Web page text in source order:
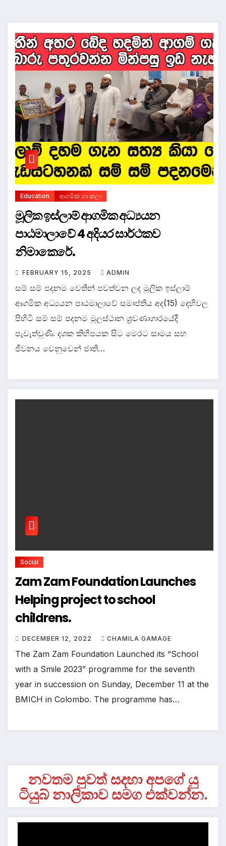
Education ආගමික හා කලා
මූලික ඉස්ලාම් ආගමික අධ්‍යයන
පාඨමාලාවේ 4 අදියර සාර්ථකව
නිමාකෙරේ.
FEBRUARY 15, 2025 ADMIN
සම් සම් පදනම වෙතින් පවත්වන ලද මූලික ඉස්ලාම්
ආගමික අධ්‍යයන පාඨමාලාවේ සමාප්තිය අද(15) දෙහිවල
පිහිටි සම් සම් පදනම මූලස්ථාන ශ්‍රවණාගාරයේදී
පැවැත්වුණි. දශක කිහිපයක සිට මෙරට සාමය සහ
ජීවනය වෙනුවෙන් ජාති…
Social
Zam Zam Foundation Launches
Helping project to school
childrens.
DECEMBER 12, 2022 CHAMILA GAMAGE
The Zam Zam Foundation Launched its “School
with a Smile 2023” programme for the seventh
year in succession on Sunday, December 11 at the
BMICH in Colombo. The programme has…
නවතම පුවත් සදහා අපගේ යු
ටියුබ් නාලිකාව සමග එක්වන්න.